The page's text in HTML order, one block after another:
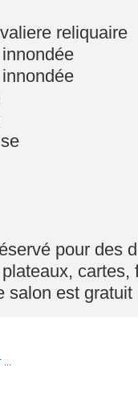
reliquaire
pour des
salon est gratuit